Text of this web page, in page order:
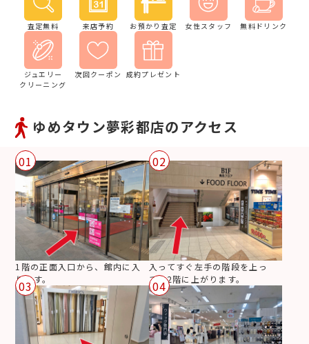
査定無料 来店予約 お預かり査定 女性スタッフ 無料ドリンク
ジュエリー
クリーニング
次回クーポン 成約プレゼント
ゆめタウン夢彩都店のアクセス
01
1階の正面入口から、館内に入
ります。
02
入ってすぐ左手の階段を上っ
て、2階に上がります。
03 04